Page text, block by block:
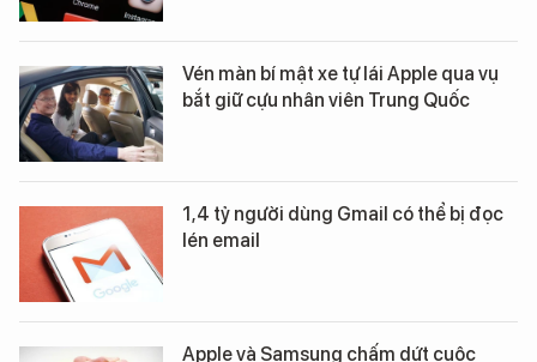
Vén màn bí mật xe tự lái Apple qua vụ
bắt giữ cựu nhân viên Trung Quốc
1,4 tỷ người dùng Gmail có thể bị đọc
lén email
Apple và Samsung chấm dứt cuộc